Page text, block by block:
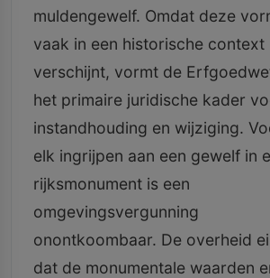
muldengewelf. Omdat deze
vaak in een historische context
verschijnt, vormt de
het primaire juridische kader
instandhouding en wijziging.
elk ingrijpen aan een gewelf in
rijksmonument is een
omgevingsvergunning
onontkoombaar. De overheid
dat de monumentale waarden